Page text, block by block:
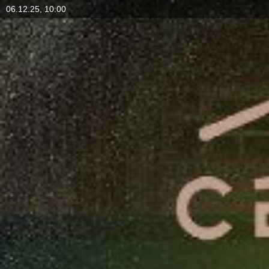
06.12.25, 10:00